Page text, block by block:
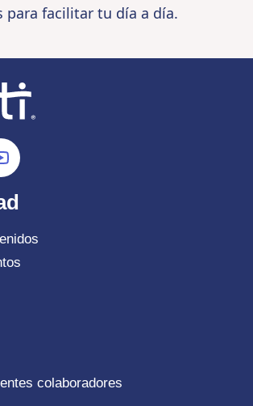
para facilitar tu día a día.
colaboradores